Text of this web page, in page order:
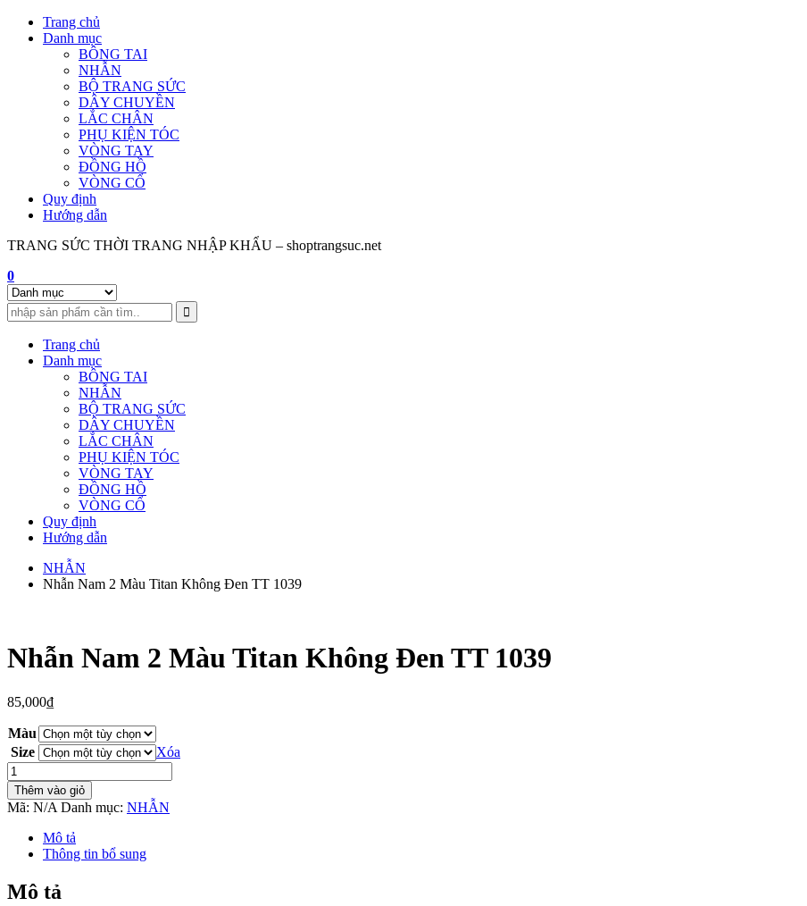
Skip
Trang chủ
Danh mục
BÔNG TAI
NHẪN
BỘ TRANG SỨC
DÂY CHUYỀN
LẮC CHÂN
PHỤ KIỆN TÓC
VÒNG TAY
ĐỒNG HỒ
VÒNG CỔ
Quy định
Hướng dẫn
TRANG SỨC THỜI TRANG NHẬP KHẨU – shoptrangsuc.net
0
Trang chủ
Danh mục
BÔNG TAI
NHẪN
BỘ TRANG SỨC
DÂY CHUYỀN
LẮC CHÂN
PHỤ KIỆN TÓC
VÒNG TAY
ĐỒNG HỒ
VÒNG CỔ
Quy định
Hướng dẫn
NHẪN
Nhẫn Nam 2 Màu Titan Không Đen TT 1039
Nhẫn Nam 2 Màu Titan Không Đen TT 1039
85,000₫
Màu
Size
Xóa
Nhẫn
Nam
2
Màu
Titan
Không
TT
1039
Thêm vào giỏ
Mã: N/A Danh mục: NHẪN
Mô tả
Thông tin bổ sung
Mô tả